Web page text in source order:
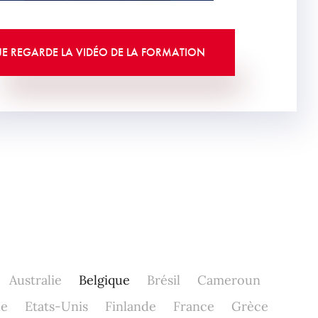
REGARDE LA VIDÉO DE LA FORMATION
Australie Belgique Brésil
Cameroun
Etats-Unis Finlande France Grèce